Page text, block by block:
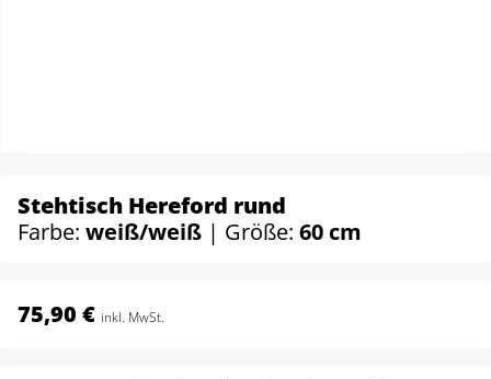
Stehtisch Hereford rund
Farbe: weiß/weiß | Größe: 60 cm
75,90 € inkl. MwSt.